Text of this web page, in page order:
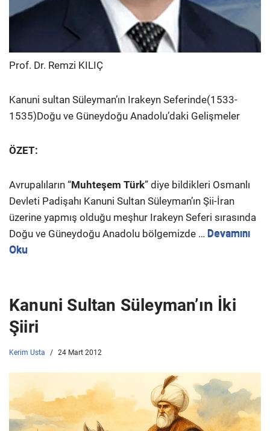
Prof. Dr. Remzi KILIÇ
Kanuni sultan Süleyman’ın Irakeyn Seferinde(1533-
1535)Doğu ve Güneydoğu Anadolu’daki Gelişmeler
ÖZET:
Avrupalıların “Muhteşem Türk” diye bildikleri Osmanlı
Devleti Padişahı Kanuni Sultan Süleyman’ın Şii-İran
üzerine yapmış olduğu meşhur Irakeyn Seferi sırasında
Doğu ve Güneydoğu Anadolu bölgemizde … Devamını
Oku
Kanuni Sultan Süleyman’ın İki
Şiiri
Kerim Usta 24 Mart 2012